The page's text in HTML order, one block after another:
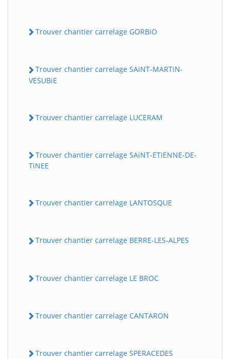
Trouver chantier carrelage GORBiO
Trouver chantier carrelage SAiNT-MARTiN-
VESUBiE
Trouver chantier carrelage LUCERAM
Trouver chantier carrelage SAiNT-ETiENNE-DE-
TiNEE
Trouver chantier carrelage LANTOSQUE
Trouver chantier carrelage BERRE-LES-ALPES
Trouver chantier carrelage LE BROC
Trouver chantier carrelage CANTARON
Trouver chantier carrelage SPERACEDES